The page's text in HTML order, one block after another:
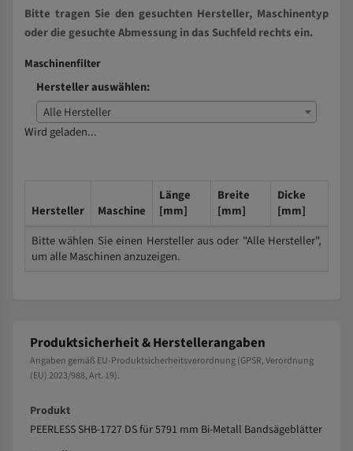
Bitte tragen Sie den gesuchten Hersteller, Maschinentyp
oder die gesuchte Abmessung in das Suchfeld rechts ein.
Maschinenfilter
Hersteller auswählen:
Alle Hersteller
Wird geladen...
Hersteller Maschine
Länge
[mm]
Breite
[mm]
Dicke
[mm]
Bitte wählen Sie einen Hersteller aus oder "Alle Hersteller",
um alle Maschinen anzuzeigen.
Produktsicherheit & Herstellerangaben
Angaben gemäß EU-Produktsicherheitsverordnung (GPSR, Verordnung
(EU) 2023/988, Art. 19).
Produkt
PEERLESS SHB-1727 DS für 5791 mm Bi-Metall Bandsägeblätter